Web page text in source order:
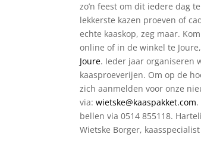
zo’n feest om dit iedere dag
lekkerste kazen proeven of
echte kaaskop, zeg maar.
online of in de winkel te Joure,
Joure. Ieder jaar organiseren
kaasproeverijen. Om op de
zich aanmelden voor onze
via:wietske@kaaspakket.com
bellen via 0514 855118.
Wietske Borger, kaasspecialist